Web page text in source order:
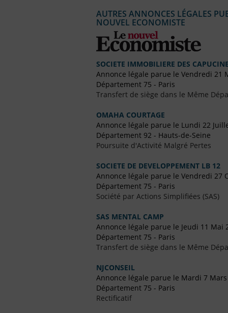
AUTRES ANNONCES LÉGALES
NOUVEL ECONOMISTE
SOCIETE IMMOBILIERE DES
Annonce légale parue le Vendredi 21
Département 75 - Paris
Transfert de siège dans le Même
OMAHA COURTAGE
Annonce légale parue le Lundi 22
Département 92 - Hauts-de-Seine
Poursuite d'Activité Malgré Pertes
SOCIETE DE DEVELOPPEMENT LB 12
Annonce légale parue le Vendredi 27
Département 75 - Paris
Société par Actions Simplifiées (SAS)
SAS MENTAL CAMP
Annonce légale parue le Jeudi 11 Mai
Département 75 - Paris
Transfert de siège dans le Même
NJCONSEIL
Annonce légale parue le Mardi 7 Mars
Département 75 - Paris
Rectificatif